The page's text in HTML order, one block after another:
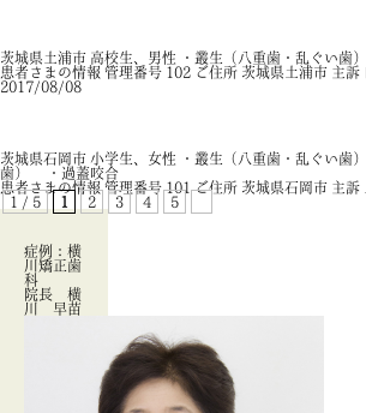
茨城県土浦市 高校生、男性 ・叢生（八重歯・乱ぐい歯
患者さまの情報 管理番号 102 ご住所 茨城県土浦市 主訴
2017/08/08
茨城県石岡市 小学生、女性 ・叢生（八重歯・乱ぐい
歯） ・過蓋咬合
患者さまの情報 管理番号 101 ご住所 茨城県石岡市 主訴
1 / 5
1 2 3 4 5
症例：横
川矯正歯
科
院長 横
川 早苗